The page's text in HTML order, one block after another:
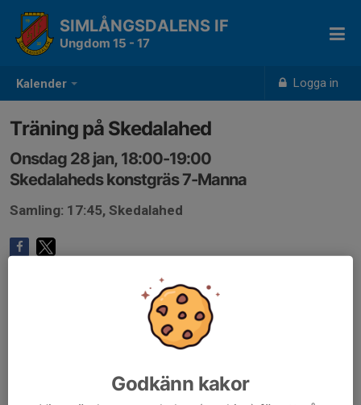
Kalender Logga in
SIMLÅNGSDALENS IF
Ungdom 15 - 17
Träning på Skedalahed
Onsdag 28 jan, 18:00-19:00
Skedalaheds konstgräs 7-Manna
Samling: 17:45, Skedalahed
Godkänn kakor